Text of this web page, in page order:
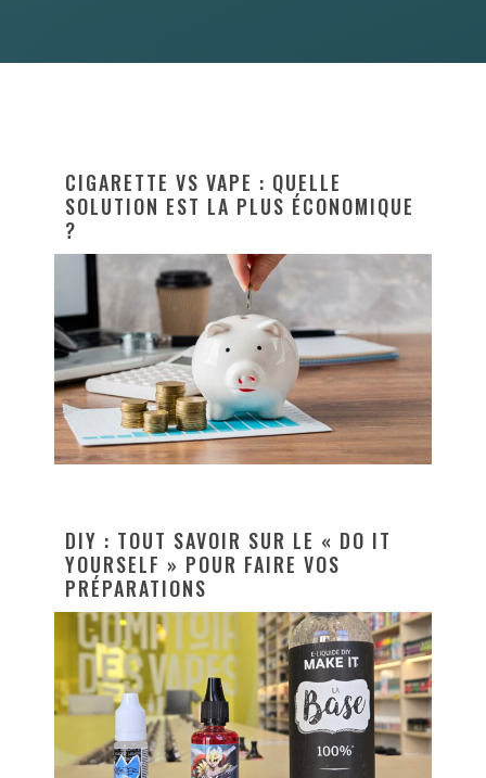
CIGARETTE VS VAPE : QUELLE
SOLUTION EST LA PLUS ÉCONOMIQUE
?
DIY : TOUT SAVOIR SUR LE « DO IT
YOURSELF » POUR FAIRE VOS
PRÉPARATIONS